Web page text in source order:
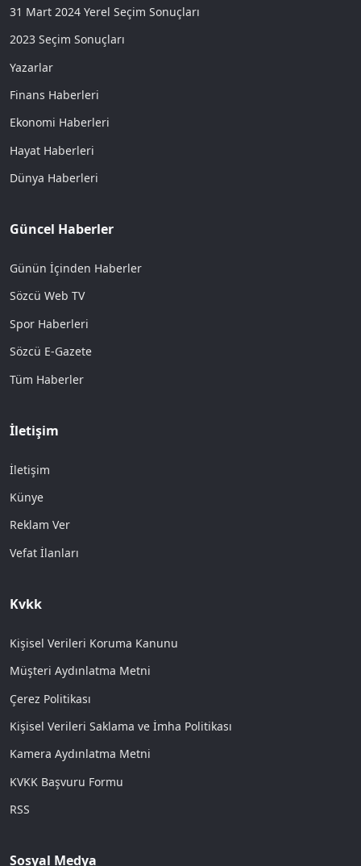
31 Mart 2024 Yerel Seçim Sonuçları
2023 Seçim Sonuçları
Yazarlar
Finans Haberleri
Ekonomi Haberleri
Hayat Haberleri
Dünya Haberleri
Güncel Haberler
Günün İçinden Haberler
Sözcü Web TV
Spor Haberleri
Sözcü E-Gazete
Tüm Haberler
İletişim
İletişim
Künye
Reklam Ver
Vefat İlanları
Kvkk
Kişisel Verileri Koruma Kanunu
Müşteri Aydınlatma Metni
Çerez Politikası
Kişisel Verileri Saklama ve İmha Politikası
Kamera Aydınlatma Metni
KVKK Başvuru Formu
RSS
Sosyal Medya